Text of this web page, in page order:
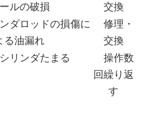
ルの破損
交換
ダロッドの損傷に
る油漏れ
修理・
交換
リンダたまる
操作数
回繰り返
す